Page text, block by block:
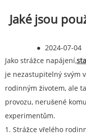
Jaké jsou
● 2024-07-04
Jako strážce napájení,
je nezastupitelný svým
rodinným životem, ale
provozu, nerušené
experimentům.
1. Strážce vřelého